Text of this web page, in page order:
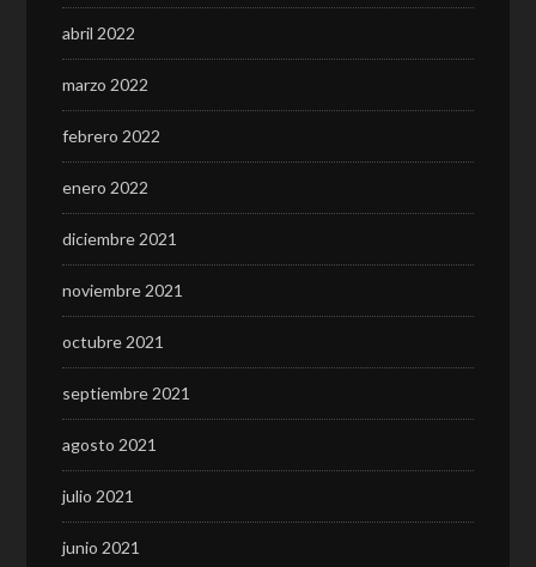
abril 2022
marzo 2022
febrero 2022
enero 2022
diciembre 2021
noviembre 2021
octubre 2021
septiembre 2021
agosto 2021
julio 2021
junio 2021